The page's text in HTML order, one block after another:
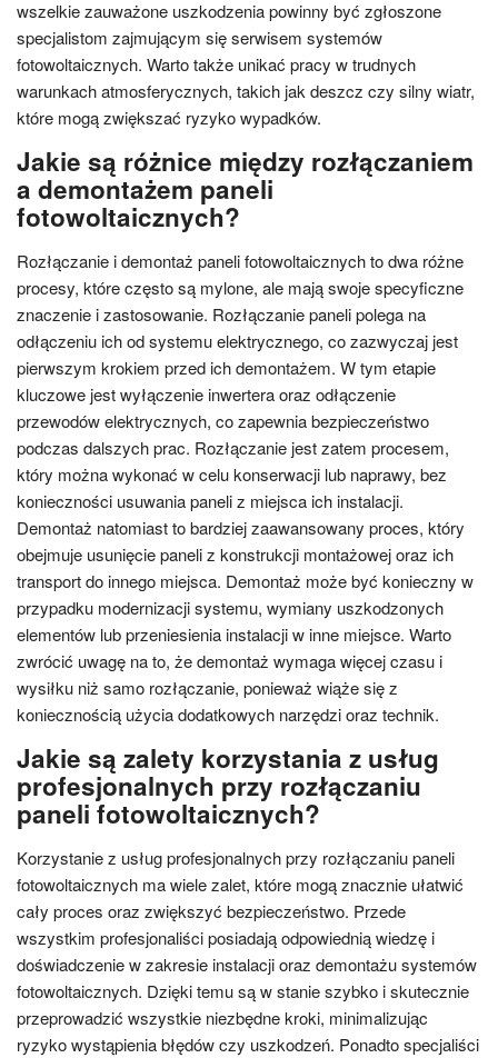
wszelkie zauważone uszkodzenia powinny być zgłoszone
specjalistom zajmującym się serwisem systemów
fotowoltaicznych. Warto także unikać pracy w trudnych
warunkach atmosferycznych, takich jak deszcz czy silny wiatr,
które mogą zwiększać ryzyko wypadków.
Jakie są różnice między rozłączaniem
a demontażem paneli
fotowoltaicznych?
Rozłączanie i demontaż paneli fotowoltaicznych to dwa różne
procesy, które często są mylone, ale mają swoje specyficzne
znaczenie i zastosowanie. Rozłączanie paneli polega na
odłączeniu ich od systemu elektrycznego, co zazwyczaj jest
pierwszym krokiem przed ich demontażem. W tym etapie
kluczowe jest wyłączenie inwertera oraz odłączenie
przewodów elektrycznych, co zapewnia bezpieczeństwo
podczas dalszych prac. Rozłączanie jest zatem procesem,
który można wykonać w celu konserwacji lub naprawy, bez
konieczności usuwania paneli z miejsca ich instalacji.
Demontaż natomiast to bardziej zaawansowany proces, który
obejmuje usunięcie paneli z konstrukcji montażowej oraz ich
transport do innego miejsca. Demontaż może być konieczny w
przypadku modernizacji systemu, wymiany uszkodzonych
elementów lub przeniesienia instalacji w inne miejsce. Warto
zwrócić uwagę na to, że demontaż wymaga więcej czasu i
wysiłku niż samo rozłączanie, ponieważ wiąże się z
koniecznością użycia dodatkowych narzędzi oraz technik.
Jakie są zalety korzystania z usług
profesjonalnych przy rozłączaniu
paneli fotowoltaicznych?
Korzystanie z usług profesjonalnych przy rozłączaniu paneli
fotowoltaicznych ma wiele zalet, które mogą znacznie ułatwić
cały proces oraz zwiększyć bezpieczeństwo. Przede
wszystkim profesjonaliści posiadają odpowiednią wiedzę i
doświadczenie w zakresie instalacji oraz demontażu systemów
fotowoltaicznych. Dzięki temu są w stanie szybko i skutecznie
przeprowadzić wszystkie niezbędne kroki, minimalizując
ryzyko wystąpienia błędów czy uszkodzeń. Ponadto specjaliści